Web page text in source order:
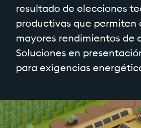
resultado de elecciones
productivas que permiten
mayores rendimientos de
Soluciones en
para exigencias